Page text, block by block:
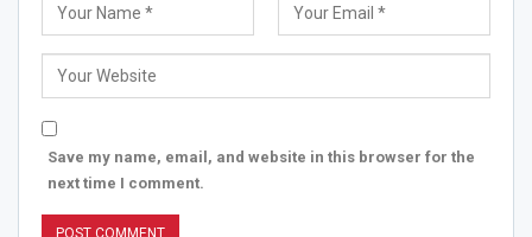
Save my name, email, and website in this browser for the
next time I comment.